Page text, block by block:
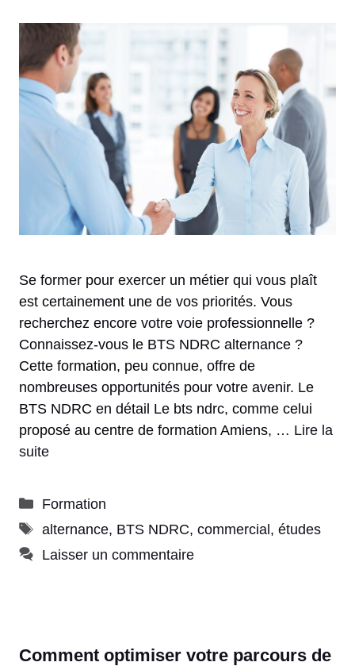
Se former pour exercer un métier qui vous plaît
est certainement une de vos priorités. Vous
recherchez encore votre voie professionnelle ?
Connaissez-vous le BTS NDRC alternance ?
Cette formation, peu connue, offre de
nombreuses opportunités pour votre avenir. Le
BTS NDRC en détail Le bts ndrc, comme celui
proposé au centre de formation Amiens, … Lire la
suite
Catégories
Formation
Étiquettes
alternance, BTS NDRC, commercial, études
Laisser un commentaire
Comment optimiser votre parcours de